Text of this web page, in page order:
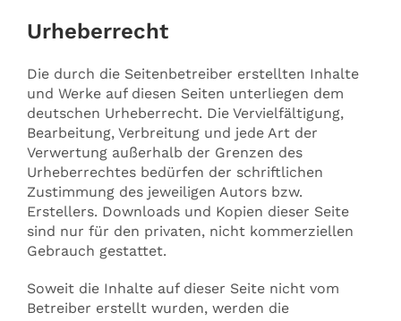
Urheberrecht
Die durch die Seitenbetreiber erstellten Inhalte
und Werke auf diesen Seiten unterliegen dem
deutschen Urheberrecht. Die Vervielfältigung,
Bearbeitung, Verbreitung und jede Art der
Verwertung außerhalb der Grenzen des
Urheberrechtes bedürfen der schriftlichen
Zustimmung des jeweiligen Autors bzw.
Erstellers. Downloads und Kopien dieser Seite
sind nur für den privaten, nicht kommerziellen
Gebrauch gestattet.
Soweit die Inhalte auf dieser Seite nicht vom
Betreiber erstellt wurden, werden die